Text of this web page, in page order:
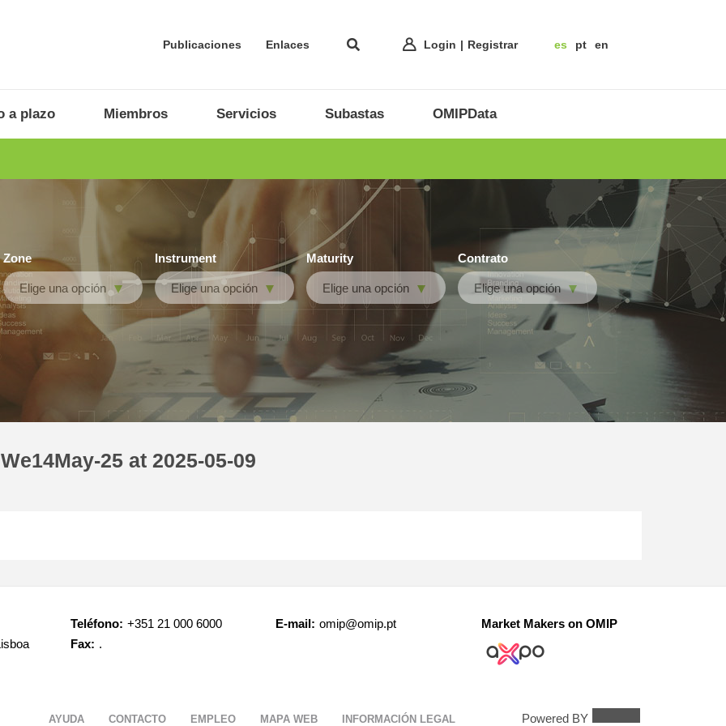
Publicaciones Enlaces Login Registrar es pt en
a plazo Miembros Servicios Subastas OMIPData
Zone
Elige una opción
Instrument
Elige una opción
Maturity
Elige una opción
Contrato
Elige una opción
25 at 2025-05-09
Teléfono: +351 21 000 6000
Fax: .
E-mail: omip@omip.pt Market Makers on OMIP
AYUDA CONTACTO EMPLEO MAPA WEB INFORMACIÓN LEGAL Powered BY